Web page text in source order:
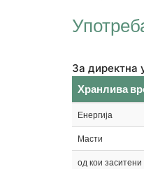
За директна
Хранлива
Енергија
Масти
од кои заситени